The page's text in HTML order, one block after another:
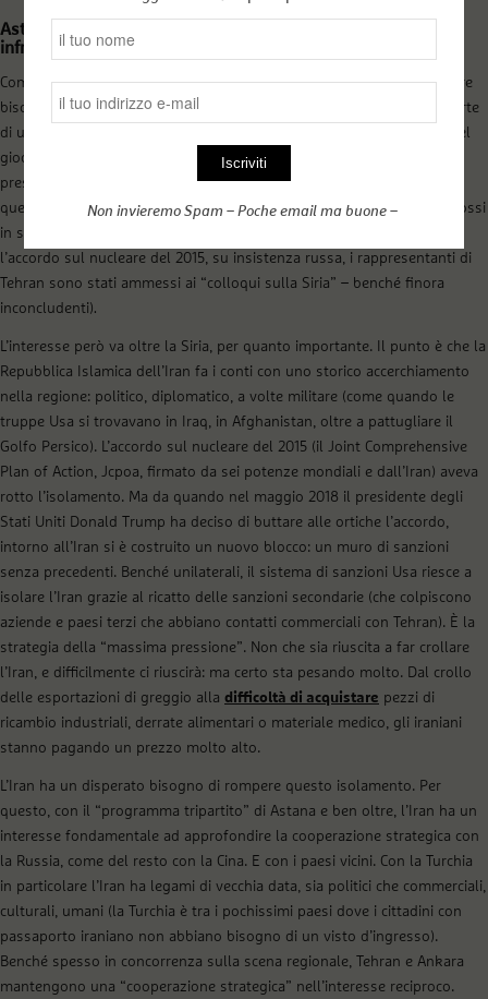
Astana per uscire dall’isolamento: cooperazione e
infrastrutture
Come valutare il “processo di Astana”, visto da Tehran? Per rispondere
bisogna allargare lo sguardo. L’Iran ha un evidente interesse a far parte
di una sede di diplomazia multilaterale. In primo luogo per restare nel
gioco regionale: riaffermare che una soluzione per la Siria non può
prescindere da tutte le parti in causa nella regione, e l’Iran è una di
queste (si ricordi che i primi, vani tentativi di dialogo sulla Siria promossi
in sede Onu avevano escluso l’Iran a causa del veto Usa: solo dopo
l’accordo sul nucleare del 2015, su insistenza russa, i rappresentanti di
Tehran sono stati ammessi ai “colloqui sulla Siria” – benché finora
inconcludenti).
L’interesse però va oltre la Siria, per quanto importante. Il punto è che la
Repubblica Islamica dell’Iran fa i conti con uno storico accerchiamento
nella regione: politico, diplomatico, a volte militare (come quando le
truppe Usa si trovavano in Iraq, in Afghanistan, oltre a pattugliare il
Golfo Persico). L’accordo sul nucleare del 2015 (il Joint Comprehensive
Plan of Action, Jcpoa, firmato da sei potenze mondiali e dall’Iran) aveva
rotto l’isolamento. Ma da quando nel maggio 2018 il presidente degli
Stati Uniti Donald Trump ha deciso di buttare alle ortiche l’accordo,
intorno all’Iran si è costruito un nuovo blocco: un muro di sanzioni
senza precedenti. Benché unilaterali, il sistema di sanzioni Usa riesce a
isolare l’Iran grazie al ricatto delle sanzioni secondarie (che colpiscono
aziende e paesi terzi che abbiano contatti commerciali con Tehran). È la
strategia della “massima pressione”. Non che sia riuscita a far crollare
l’Iran, e difficilmente ci riuscirà: ma certo sta pesando molto. Dal crollo
delle esportazioni di greggio alla difficoltà di acquistare pezzi di
ricambio industriali, derrate alimentari o materiale medico, gli iraniani
stanno pagando un prezzo molto alto.
L’Iran ha un disperato bisogno di rompere questo isolamento. Per
questo, con il “programma tripartito” di Astana e ben oltre, l’Iran ha un
interesse fondamentale ad approfondire la cooperazione strategica con
la Russia, come del resto con la Cina. E con i paesi vicini. Con la Turchia
in particolare l’Iran ha legami di vecchia data, sia politici che commerciali,
culturali, umani (la Turchia è tra i pochissimi paesi dove i cittadini con
passaporto iraniano non abbiano bisogno di un visto d’ingresso).
Benché spesso in concorrenza sulla scena regionale, Tehran e Ankara
mantengono una “cooperazione strategica” nell’interesse reciproco.
Non invieremo Spam – Poche email ma buone –